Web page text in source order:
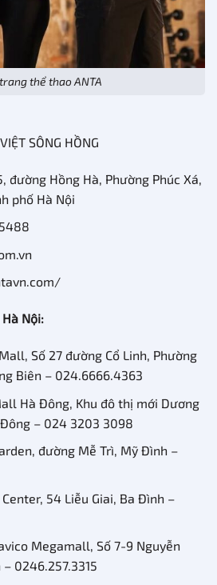
thể thao ANTA
SÔNG HỒNG
đường Hồng Hà, Phường Phúc Xá,
phố Hà Nội
Nội:
Số 27 đường Cổ Linh, Phường
Biên – 024.6666.4363
Hà Đông, Khu đô thị mới Dương
– 024 3203 3098
đường Mễ Trì, Mỹ Đình –
54 Liễu Giai, Ba Đình –
Megamall, Số 7-9 Nguyễn
0246.257.3315